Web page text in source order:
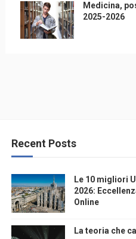
Medicina,
2025-2026
Recent Posts
Le 10 migliori
2026:
Online
La teoria che